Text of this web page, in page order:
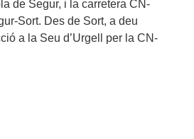
de Segur, i la carretera CN-
Sort. Des de Sort, a deu
a la Seu d’Urgell per la CN-